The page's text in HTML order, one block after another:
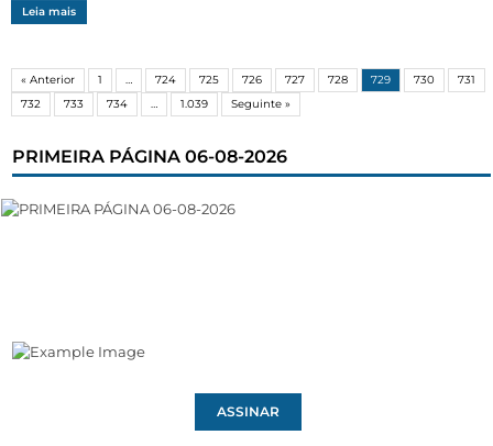
Leia mais
« Anterior 1 … 724 725 726 727 728 729 730
731
732
733 734 … 1.039 Seguinte »
PRIMEIRA PÁGINA 06-08-2026
ASSINAR